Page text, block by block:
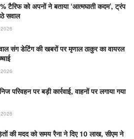
टैरिफ को अपनों ने बताया ‘आत्मघाती कदम’, ट्रंप
सवाल
संग डेटिंग की खबरों पर मृणाल ठाकुर का वायरल
परिवहन पर बड़ी कार्रवाई, वाहनों पर लगाया गया
की मदद को समय रैना ने दिए 10 लाख, सीएम ने